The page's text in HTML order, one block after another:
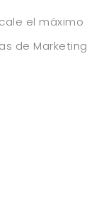
el máximo
de Marketing